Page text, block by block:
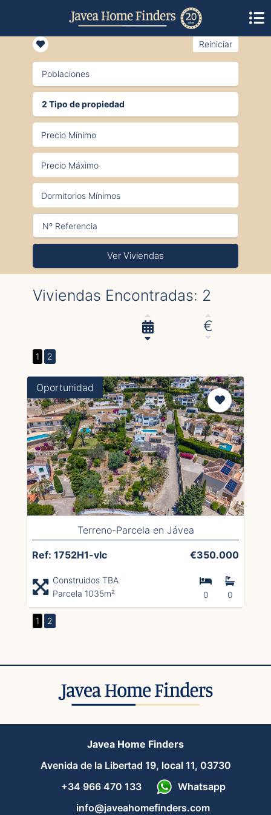
Reiniciar
Poblaciones
2 Tipo de propiedad
Ver Viviendas
Viviendas Encontradas: 2
€
1 2
Oportunidad
Terreno-Parcela en Jávea
Ref: 1752H1-vlc €350.000
Construidos TBA
Parcela 1035m²
0 0
1 2
Javea Home Finders
Avenida de la Libertad 19, local 11, 03730
+34 966 470 133
Whatsapp
info@javeahomefinders.com